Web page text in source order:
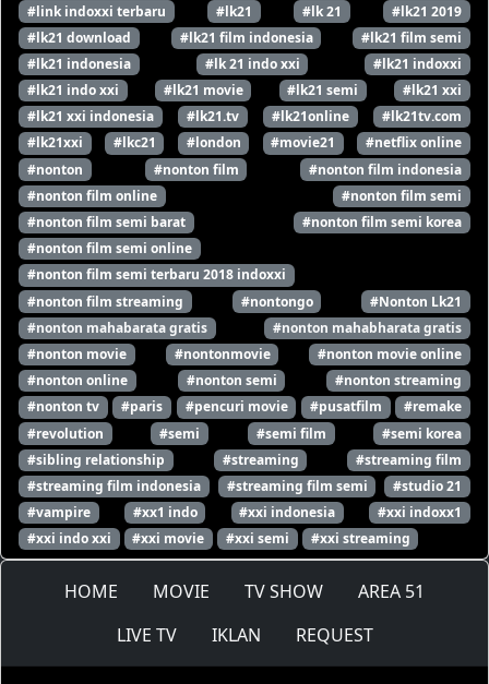
#link indoxxi terbaru
#lk21 #lk 21
#lk21 2019
#lk21 download
#lk21 film indonesia
#lk21 film semi
#lk21 indonesia
#lk 21 indo xxi
#lk21 indoxxi
#lk21 indo xxi
#lk21 movie #lk21 semi
#lk21 xxi
#lk21 xxi indonesia
#lk21.tv #lk21online
#lk21tv.com
#lk21xxi
#lkc21 #london #movie21
#netflix online
#nonton
#nonton film
#nonton film indonesia
#nonton film online
#nonton film semi
#nonton film semi barat
#nonton film semi korea
#nonton film semi online
#nonton film semi terbaru 2018 indoxxi
#nonton film streaming
#nontongo
#Nonton Lk21
#nonton mahabarata gratis
#nonton mahabharata gratis
#nonton movie
#nontonmovie
#nonton movie online
#nonton online
#nonton semi
#nonton streaming
#nonton tv
#paris #pencuri movie #pusatfilm
#remake
#revolution
#semi #semi film
#semi korea
#sibling relationship
#streaming
#streaming film
#streaming film indonesia
#streaming film semi
#studio 21
#vampire
#xx1 indo #xxi indonesia
#xxi indoxx1
#xxi indo xxi
#xxi movie #xxi semi #xxi streaming
HOME MOVIE TV SHOW
AREA 51
LIVE TV
IKLAN REQUEST